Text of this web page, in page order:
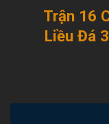
Trận 16
Liều Đá